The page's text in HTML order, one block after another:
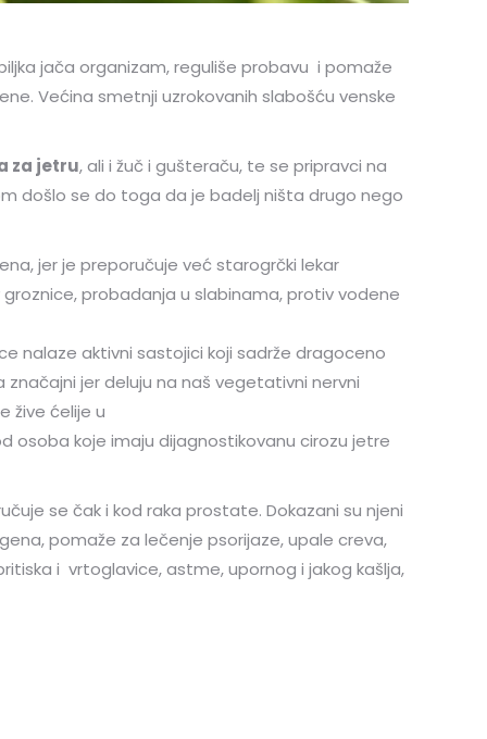
jača organizam, reguliše probavu i pomaže
Većina smetnji uzrokovanih slabošću venske
za jetru, ali i žuč i gušteraču, te se pripravci na
došlo se do toga da je badelj ništa drugo nego
jer je preporučuje već starogrčki lekar
probadanja u slabinama, protiv vodene
nalaze aktivni sastojici koji sadrže dragoceno
jer deluju na naš vegetativni nervni
žive ćelije u
osoba koje imaju dijagnostikovanu cirozu jetre
se čak i kod raka prostate. Dokazani su njeni
pomaže za lečenje psorijaze, upale creva,
i vrtoglavice, astme, upornog i jakog kašlja,